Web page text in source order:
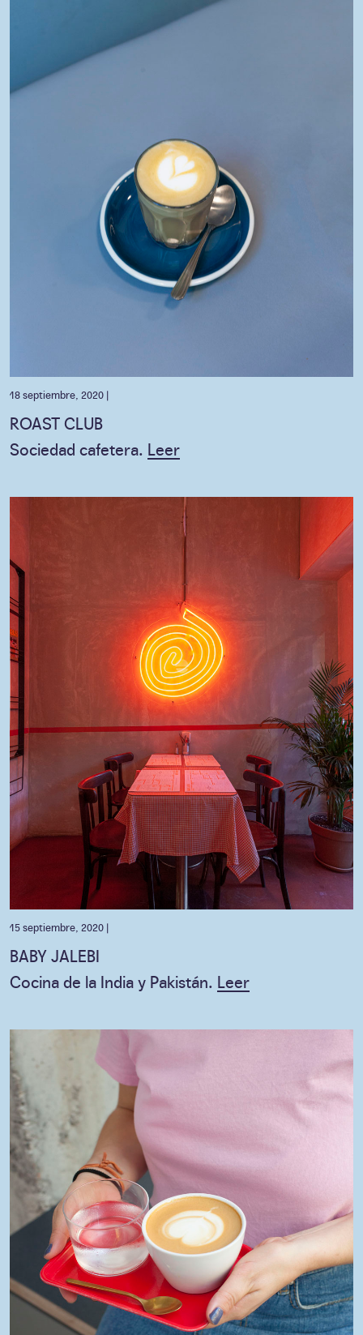
18 septiembre, 2020 |
ROAST CLUB
Sociedad cafetera. Leer
15 septiembre, 2020 |
BABY JALEBI
Cocina de la India y Pakistán. Leer